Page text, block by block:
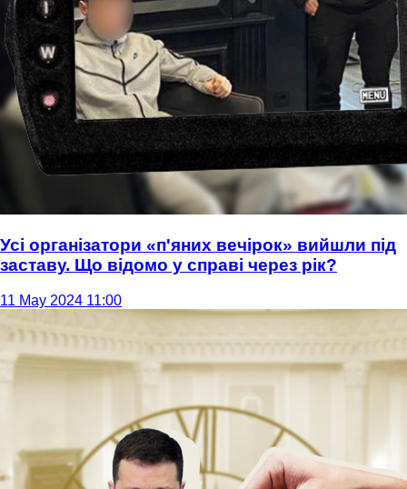
Усі організатори «п'яних вечірок» вийшли під
заставу. Що відомо у справі через рік?
11 May 2024 11:00